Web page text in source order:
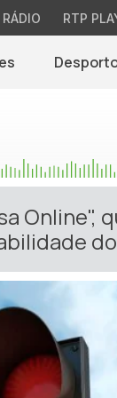
RÁDIO RTP
Online",